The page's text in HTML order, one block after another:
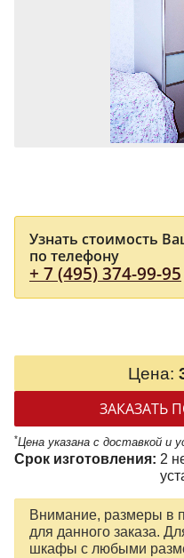
Узнать стоимость
по телефону
+ 7 (495) 374-99-95
Цена:
ЗАКАЗАТЬ
*Цена указана с доставкой и
Срок изготовления: 2
Внимание, размеры в
для данного заказа.
шкафы с любыми